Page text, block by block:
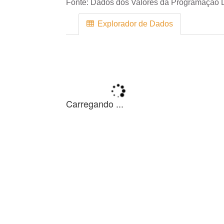
Fonte: Dados dos Valores da Programação
Explorador de Dados